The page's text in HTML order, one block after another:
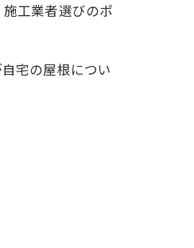
工業者選びのポ
宅の屋根につい